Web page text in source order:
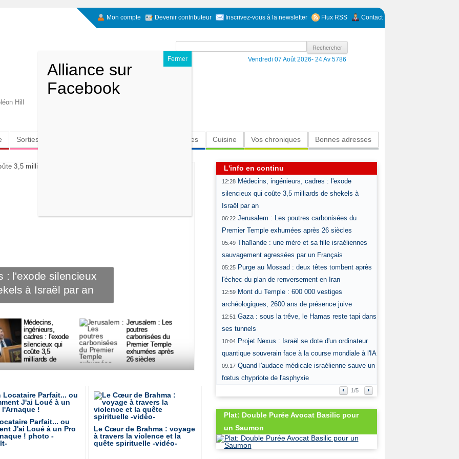
Mon compte Devenir contributeur Inscrivez-vous à la newsletter Flux RSS Contact
Hill
Rechercher :
Vendredi 07 Août 2026- 24 Av 5786
Sorties Insolites Cuisine Vos chroniques Bonnes adresses
carbonisées du Premier
26 siècles
Médecins,
ingénieurs,
cadres : l'exode
silencieux qui
coûte 3,5
milliards de
Médecins,
ingénieurs,
cadres : l'exode
silencieux qui
coûte 3,5
milliards de
Jerusalem : Les
poutres
carbonisées du
Premier Temple
exhumées après
26 siècles
Jerusalem : Les
poutres
carbonisées du
Premier Temple
exhumées après
26 siècles
mère et sa fille
israéliennes
sauvagement
agressées par un
Français
mère et sa fille
israéliennes
sauvagement
agressées par un
Français
Parfait... ou
J'ai Loué à un Pro
! photo -
Le Cœur de Brahma : voyage
à travers la violence et la
quête spirituelle -vidéo-
L'info en continu
12:28 Médecins, ingénieurs, cadres : l'exode
silencieux qui coûte 3,5 milliards de shekels à
Israël par an
06:22 Jerusalem : Les poutres carbonisées du
Premier Temple exhumées après 26 siècles
05:49 Thaïlande : une mère et sa fille israéliennes
sauvagement agressées par un Français
05:25 Purge au Mossad : deux têtes tombent après
l'échec du plan de renversement en Iran
12:59 Mont du Temple : 600 000 vestiges
archéologiques, 2600 ans de présence juive
12:51 Gaza : sous la trêve, le Hamas reste tapi dans
ses tunnels
10:04 Projet Nexus : Israël se dote d'un ordinateur
quantique souverain face à la course mondiale à l'IA
09:17 Quand l'audace médicale israélienne sauve un
fœtus chypriote de l'asphyxie
‹ ›
Plat: Double Purée Avocat Basilic pour
un Saumon